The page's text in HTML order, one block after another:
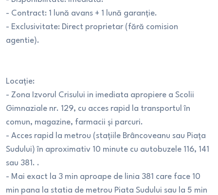
- Contract: 1 lună avans + 1 lună garanție.
- Exclusivitate: Direct proprietar (fără comision
agentie).
Locație:
- Zona Izvorul Crisului in imediata apropiere a Scolii
Gimnaziale nr. 129, cu acces rapid la transportul în
comun, magazine, farmacii și parcuri.
- Acces rapid la metrou (stațiile Brâncoveanu sau Piața
Sudului) în aproximativ 10 minute cu autobuzele 116, 141
sau 381. .
- Mai exact la 3 min aproape de linia 381 care face 10
min pana la statia de metrou Piata Sudului sau la 5 min